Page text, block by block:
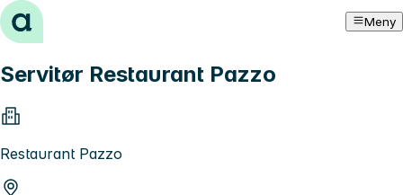
Hopp til innhold Meny
Servitør Restaurant Pazzo
Restaurant Pazzo